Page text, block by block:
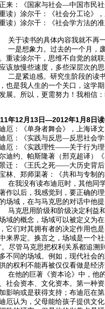
来：《国家与社会—中国市民
重读）涂尔干：《社会分工论》
重读）涂尔干：《社会学方法的
于读书的具体内容我就不再一
是想象力。过去的一个月，废
重读涂尔干，思维不自觉的就
该放慢些速度，多些深层次的
是紧迫感。研究生阶段的读书
也是我人生的一个关口，这学
展。所以，更需努力！我相信
年12月13日—2012年1月8日
厄：《单身者舞会》，上海译
厄：《实践与反思—反思社会学
厄：《实践理性——关于行为理
迪约、帕斯隆著（邢克超译）
迁：《王氏之死——大历史背后
林、郑师渠著：《共和与专制
我没有读布迪厄时，其他同学
作以后，我感觉到，要正确的
场域，在与马克思的对话中他
克思用阶级和阶级决定利益和
域的概念，场域可以被定义为
它们对其拥有者的决定作用也
来界定。换言之，场域是一个
。尽管马克思把权利关系都追溯
不同的场域。例如，现代社会
的权利不能再被仅仅看做是经
他的巨著《资本论》中，他的
社会资本、文化资本。第一种
影响或是获得支持；布迪厄在
厄认为，父母能给孩子提供文